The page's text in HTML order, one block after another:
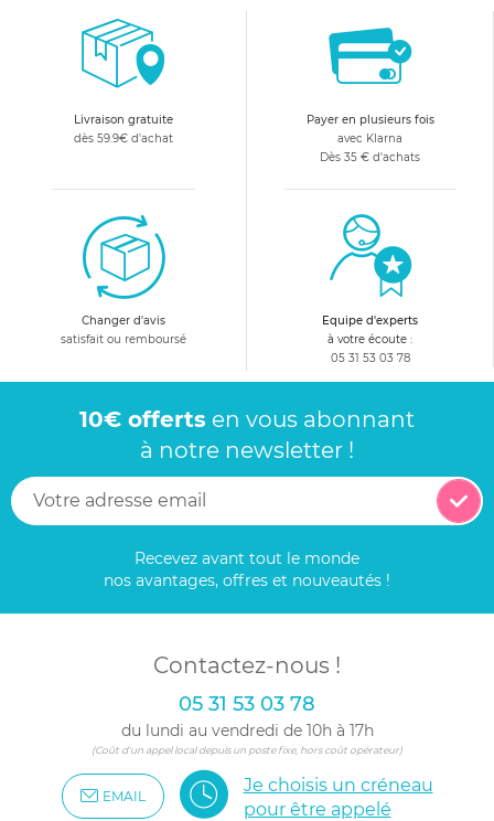
Livraison gratuite
dès 59.9€ d'achat
Payer en plusieurs fois
avec Klarna
Dès 35 € d'achats
Changer d'avis
satisfait ou remboursé
Equipe d'experts
à votre écoute :
05 31 53 03 78
10€ offerts en vous abonnant
à notre newsletter !
Recevez avant tout le monde
nos avantages, offres et nouveautés !
Contactez-nous !
05 31 53 03 78
du lundi au vendredi de 10h à 17h
(Coût d'un appel local depuis un poste fixe, hors coût opérateur)
EMAIL
Je choisis un créneau
pour être appelé